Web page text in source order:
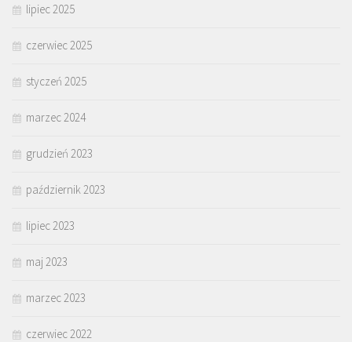
lipiec 2025
czerwiec 2025
styczeń 2025
marzec 2024
grudzień 2023
październik 2023
lipiec 2023
maj 2023
marzec 2023
czerwiec 2022